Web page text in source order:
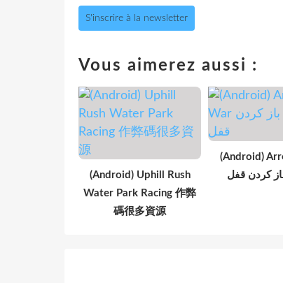
S'inscrire à la newsletter
Vous aimerez aussi :
(Android) Uphill Rush
Water Park Racing 作弊
碼很多資源
(Android)
کردن قفل